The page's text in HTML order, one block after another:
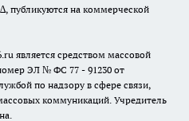
публикуются на коммерческой
является средством массовой
ЭЛ № ФС 77 - 91230 от
по надзору в сфере связи,
коммуникаций. Учредитель